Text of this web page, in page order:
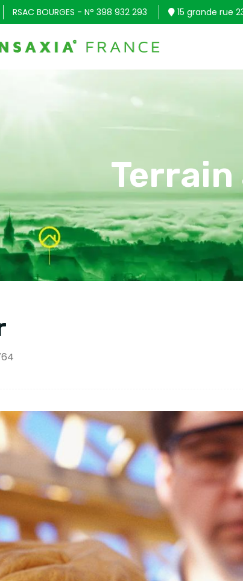
RSAC BOURGES - N° 398 932 293 15 grande rue
Terrain